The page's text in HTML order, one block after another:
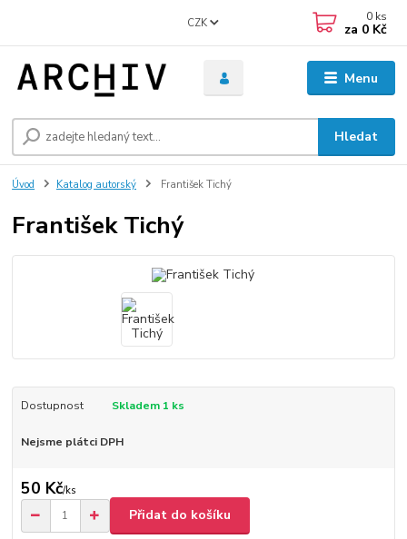
Menu
CZK
Hledat
0 ks
za 0 Kč
Úvod Katalog autorský František Tichý
František Tichý
Dostupnost Skladem 1 ks
Nejsme plátci DPH
50 Kč/ks
Přidat do košíku